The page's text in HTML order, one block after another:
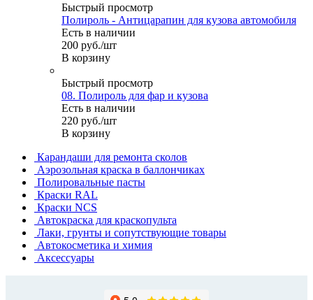
Быстрый просмотр
Полироль - Антицарапин для кузова автомобиля
Есть в наличии
200 руб./шт
В корзину
Быстрый просмотр
08. Полироль для фар и кузова
Есть в наличии
220 руб./шт
В корзину
Карандаши для ремонта сколов
Аэрозольная краска в баллончиках
Полировальные пасты
Краски RAL
Краски NCS
Автокраска для краскопульта
Лаки, грунты и сопутствующие товары
Автокосметика и химия
Аксессуары